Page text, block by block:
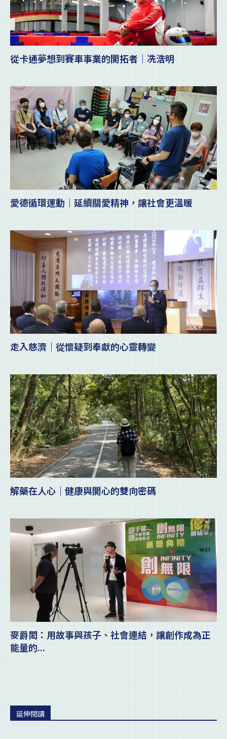
從卡通夢想到賽車事業的開拓者｜冼浩明
愛德循環運動｜延續關愛精神，讓社會更溫暖
走入慈濟｜從懷疑到奉獻的心靈轉變
解藥在人心｜健康與開心的雙向密碼
麥爵閎：用故事與孩子、社會連結，讓創作成為正
能量的...
延伸閱讀